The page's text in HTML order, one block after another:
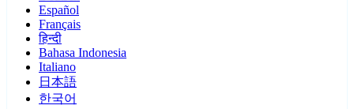
Español
Français
हिन्दी
Bahasa Indonesia
Italiano
日本語
한국어